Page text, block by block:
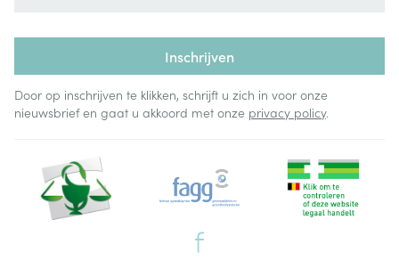
Inschrijven
Door op inschrijven te klikken, schrijft u zich in voor onze
nieuwsbrief en gaat u akkoord met onze privacy policy.